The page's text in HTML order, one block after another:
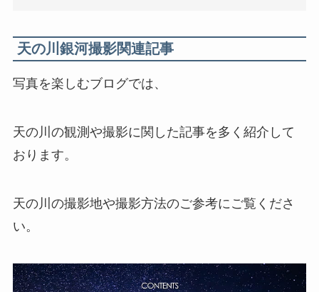
天の川銀河撮影関連記事
写真を楽しむブログでは、
天の川の観測や撮影に関した記事を多く紹介して
おります。
天の川の撮影地や撮影方法のご参考にご覧くださ
い。